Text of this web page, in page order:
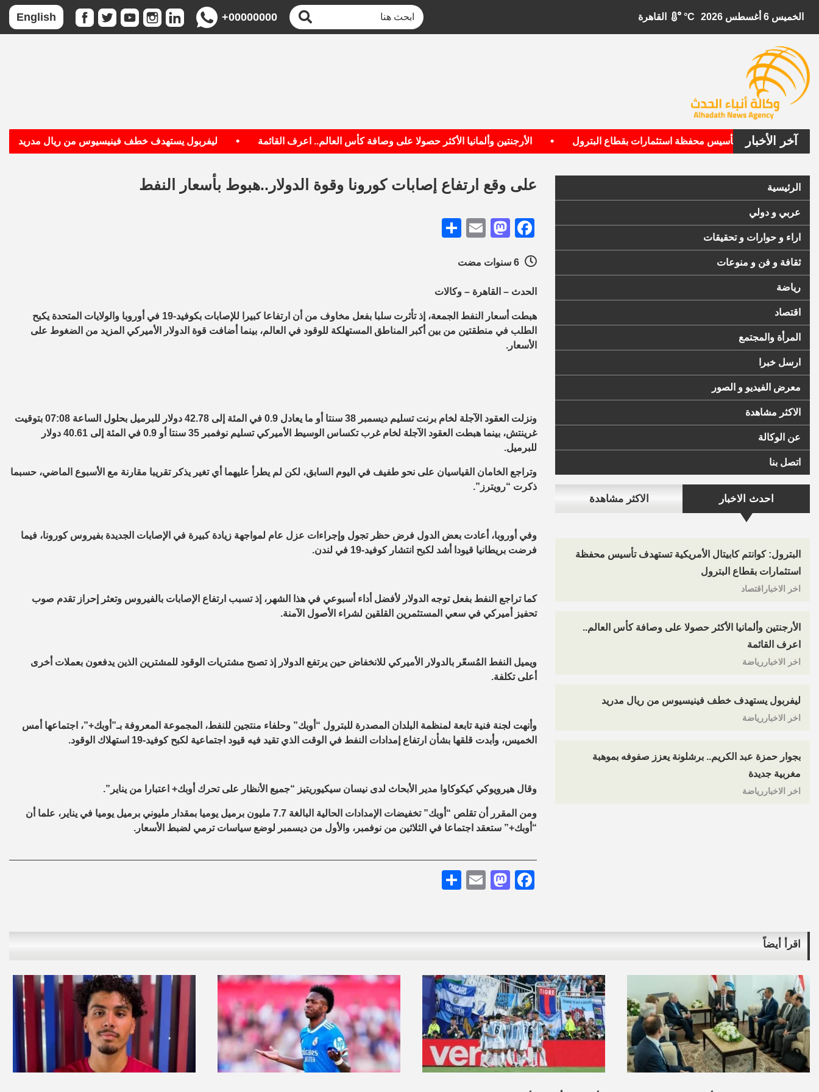
الخميس 6 أغسطس 2026 °C
+00000000
English
آخر الأخبار
الأمريكية تستهدف تأسيس محفظة استثمارات بقطاع البترول الأرجنتين وألمانيا الأكثر حصولا على وصافة كأس العالم.. اعرف القائمة ليفربول يستهدف خطف فينيسيوس من ريال مدريد
الرئيسية
عربي و دولي
اراء و حوارات و تحقيقات
ثقافة و فن و منوعات
رياضة
اقتصاد
المرأة والمجتمع
ارسل خبرا
معرض الفيديو و الصور
الاكثر مشاهدة
عن الوكالة
اتصل بنا
احدث الاخبار الاكثر مشاهدة
البترول: كوانتم كابيتال الأمريكية تستهدف تأسيس محفظة
استثمارات بقطاع البترول
اخر الاخباراقتصاد
الأرجنتين وألمانيا الأكثر حصولا على وصافة كأس العالم..
اعرف القائمة
اخر الاخباررياضة
ليفربول يستهدف خطف فينيسيوس من ريال مدريد
اخر الاخباررياضة
بجوار حمزة عبد الكريم.. برشلونة يعزز صفوفه بموهبة
مغربية جديدة
اخر الاخباررياضة
على وقع ارتفاع إصابات كورونا وقوة الدولار..هبوط بأسعار النفط
Facebook
Mastodon
Email
الحدث – القاهرة – وكالات
هبطت أسعار النفط الجمعة، إذ تأثرت سلبا بفعل مخاوف من أن ارتفاعا كبيرا للإصابات بكوفيد-19 في أوروبا والولايات المتحدة يكبح
الطلب في منطقتين من بين أكبر المناطق المستهلكة للوقود في العالم، بينما أضافت قوة الدولار الأميركي المزيد من الضغوط على
الأسعار.
ونزلت العقود الآجلة لخام برنت تسليم ديسمبر 38 سنتا أو ما يعادل 0.9 في المئة إلى 42.78 دولار للبرميل بحلول الساعة 07:08 بتوقيت
غرينتش، بينما هبطت العقود الآجلة لخام غرب تكساس الوسيط الأميركي تسليم نوفمبر 35 سنتا أو 0.9 في المئة إلى 40.61 دولار
للبرميل.
وتراجع الخامان القياسيان على نحو طفيف في اليوم السابق، لكن لم يطرأ عليهما أي تغير يذكر تقريبا مقارنة مع الأسبوع الماضي، حسبما
ذكرت “رويترز”.
وفي أوروبا، أعادت بعض الدول فرض حظر تجول وإجراءات عزل عام لمواجهة زيادة كبيرة في الإصابات الجديدة بفيروس كورونا، فيما
فرضت بريطانيا قيودا أشد لكبح انتشار كوفيد-19 في لندن.
كما تراجع النفط بفعل توجه الدولار لأفضل أداء أسبوعي في هذا الشهر، إذ تسبب ارتفاع الإصابات بالفيروس وتعثر إحراز تقدم صوب
تحفيز أميركي في سعي المستثمرين القلقين لشراء الأصول الآمنة.
ويميل النفط المُسعّر بالدولار الأميركي للانخفاض حين يرتفع الدولار إذ تصبح مشتريات الوقود للمشترين الذين يدفعون بعملات أخرى
أعلى تكلفة.
وأنهت لجنة فنية تابعة لمنظمة البلدان المصدرة للبترول “أوبك” وحلفاء منتجين للنفط، المجموعة المعروفة بـ”أوبك+”، اجتماعها أمس
الخميس، وأبدت قلقها بشأن ارتفاع إمدادات النفط في الوقت الذي تقيد فيه قيود اجتماعية لكبح كوفيد-19 استهلاك الوقود.
وقال هيرويوكي كيكوكاوا‭ ‬مدير الأبحاث لدى نيسان سيكيوريتيز “جميع الأنظار على تحرك أوبك+ اعتبارا من يناير”.
ومن المقرر أن تقلص “أوبك” تخفيضات الإمدادات الحالية البالغة 7.7 مليون برميل يوميا بمقدار مليوني برميل يوميا في يناير، علما أن
“أوبك+” ستعقد اجتماعا في الثلاثين من نوفمبر، والأول من ديسمبر لوضع سياسات ترمي لضبط الأسعار.
Facebook
Mastodon
Email
اقرأ أيضاً